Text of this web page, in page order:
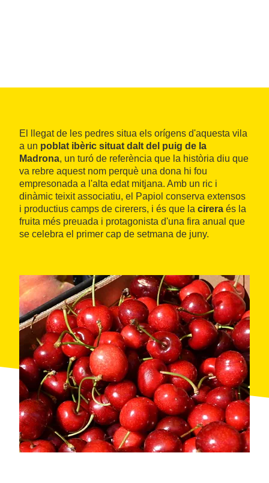
El llegat de les pedres situa els orígens d'aquesta vila
a un poblat ibèric situat dalt del puig de la
Madrona, un turó de referència que la història diu que
va rebre aquest nom perquè una dona hi fou
empresonada a l'alta edat mitjana. Amb un ric i
dinàmic teixit associatiu, el Papiol conserva extensos
i productius camps de cirerers, i és que la cirera és la
fruita més preuada i protagonista d'una fira anual que
se celebra el primer cap de setmana de juny.